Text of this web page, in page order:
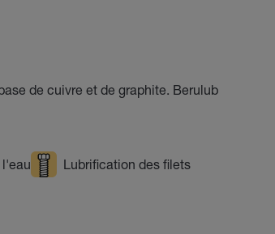
de cuivre et de graphite. Berulub
Lubrification des filets